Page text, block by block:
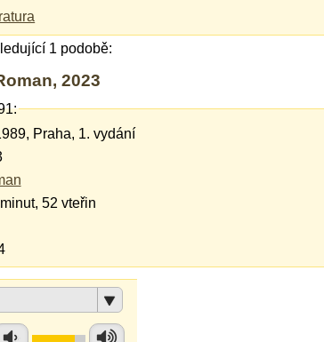
1 podobě:
2023
Praha, 1. vydání
52 vteřin